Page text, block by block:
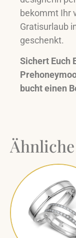
bekommt Ihr
Gratisurlaub
geschenkt.
Sichert Euch
bucht einen